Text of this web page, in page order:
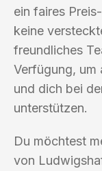
ein faires
keine
freundliches
Verfügung, um
und dich bei
unterstützen.
Du möchtest
von